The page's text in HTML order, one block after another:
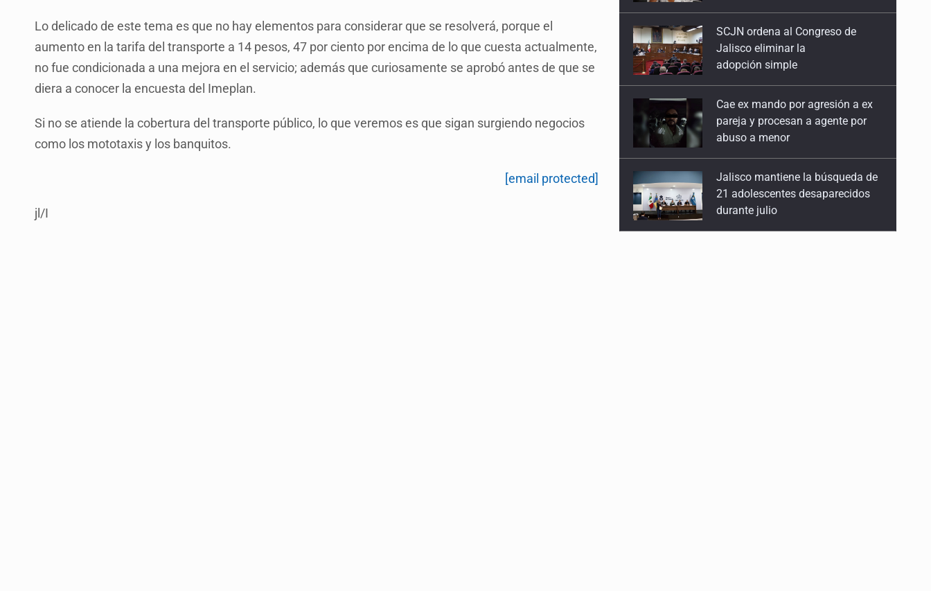
Lo delicado de este tema es que no hay elementos para considerar que se resolverá, porque el
aumento en la tarifa del transporte a 14 pesos, 47 por ciento por encima de lo que cuesta actualmente,
no fue condicionada a una mejora en el servicio; además que curiosamente se aprobó antes de que se
diera a conocer la encuesta del Imeplan.
Si no se atiende la cobertura del transporte público, lo que veremos es que sigan surgiendo negocios
como los mototaxis y los banquitos.
[email protected]
jl/I
21 de Abril de 2026
La lentitud de la verdad en el Izaguirre
Más vale tarde que nunca
24 de Marzo de 2026
La cloaca en la nómina del Congreso
17 de Marzo de 2026
Cae ex mando por agresión a ex
pareja y procesan a agente por
abuso a menor
Jalisco mantiene la búsqueda de
21 adolescentes desaparecidos
durante julio
SSPC, participa en búsqueda de
Ricardo Cabezas Talavera